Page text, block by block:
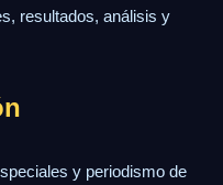
resultados, análisis y
y periodismo de